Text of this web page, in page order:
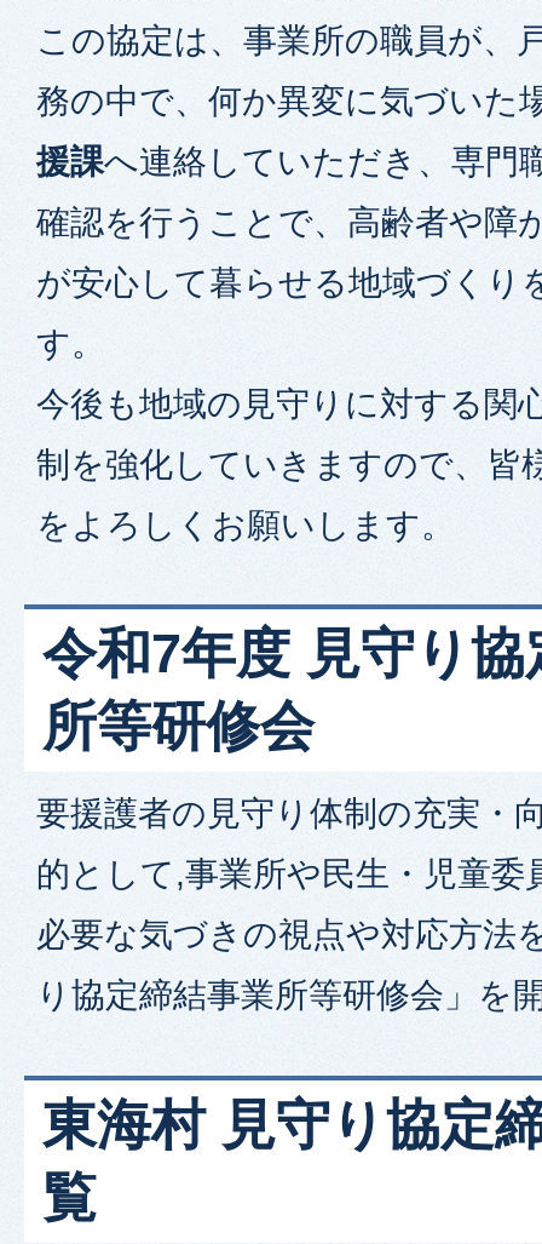
この協定は、事業所の職員が、
務の中で、何か異変に気づいた
援課へ連絡していただき、専門
確認を行うことで、高齢者や障
が安心して暮らせる地域づくり
す。
今後も地域の見守りに対する関
制を強化していきますので、皆
をよろしくお願いします。
令和7年度 見守り
所等研修会
要援護者の見守り体制の充実・
的として,事業所や民生・児童委
必要な気づきの視点や対応方法
り協定締結事業所等研修会」を
東海村 見守り協定
覧